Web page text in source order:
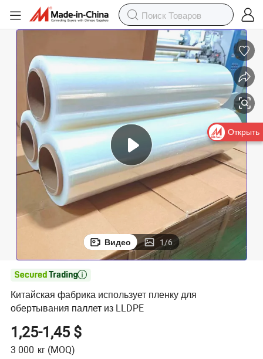
Видео 1/6

Китайская фабрика использует пленку для
обертывания паллет из LLDPE
1,25-1,45 $
3 000 кг (MOQ)
Открыть